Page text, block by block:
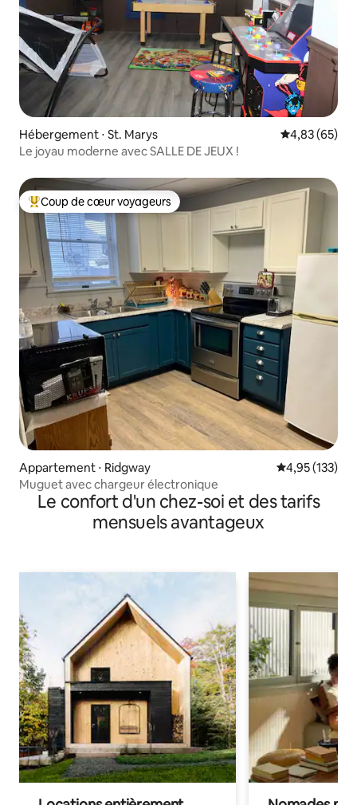
Hébergement ⋅ St. Marys Évaluation
4,83 (65)
Le joyau moderne avec SALLE DE JEUX !
Coups de cœur voyageurs les plus appréciés
Coup de cœur voyageurs
Appartement ⋅ Ridgway Évaluation
4,95 (133)
Muguet avec chargeur électronique
Le confort d'un chez-soi et des tarifs
mensuels avantageux